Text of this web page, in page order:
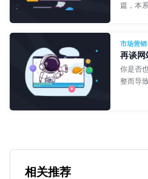
篇，本
市场营销
再谈网
你是否
整而导
相关推荐